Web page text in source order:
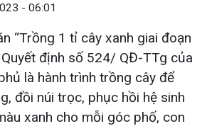
- 06:01
“Trồng 1 tỉ cây xanh giai đoạn
định số 524/ QĐ-TTg của
là hành trình trồng cây để
đồi núi trọc, phục hồi hệ sinh
xanh cho mỗi góc phố, con